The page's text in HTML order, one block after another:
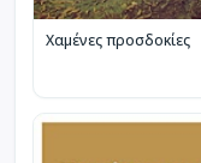
Χαμένες προσδοκίες